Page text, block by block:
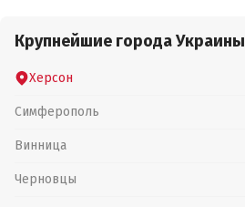
Крупнейшие города Украины
Херсон
Симферополь
Винница
Черновцы